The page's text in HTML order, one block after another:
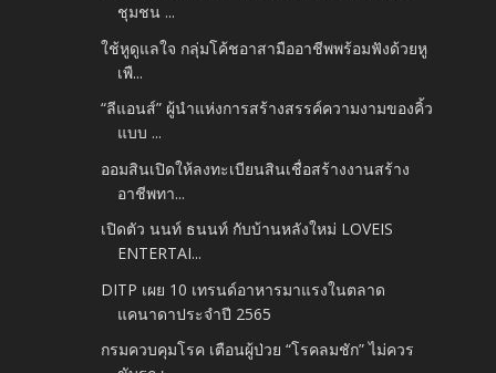
ชุมชน ...
ใช้หูดูแลใจ กลุ่มโค้ชอาสามืออาชีพพร้อมฟังด้วยหู
เพื...
“ลีแอนส์” ผู้นำแห่งการสร้างสรรค์ความงามของคิ้ว
แบบ ...
ออมสินเปิดให้ลงทะเบียนสินเชื่อสร้างงานสร้าง
อาชีพทา...
เปิดตัว นนท์ ธนนท์ กับบ้านหลังใหม่ LOVEIS
ENTERTAI...
DITP เผย 10 เทรนด์อาหารมาแรงในตลาด
แคนาดาประจำปี 2565
กรมควบคุมโรค เตือนผู้ป่วย “โรคลมชัก” ไม่ควร